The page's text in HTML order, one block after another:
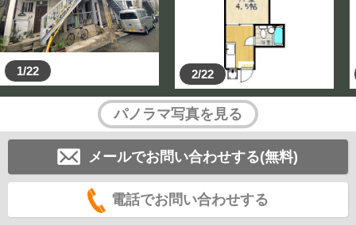
1/22 2/22
パノラマ写真を見る
メールでお問い合わせする(無料)
電話でお問い合わせする